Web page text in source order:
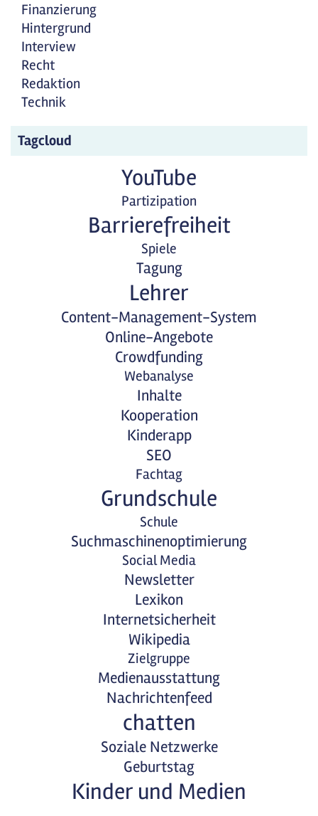
Finanzierung
Hintergrund
Interview
Recht
Redaktion
Technik
Tagcloud
YouTube
Partizipation
Barrierefreiheit
Spiele
Tagung
Lehrer
Content-Management-System
Online-Angebote
Crowdfunding
Webanalyse
Inhalte
Kooperation
Kinderapp
SEO
Fachtag
Grundschule
Schule
Suchmaschinenoptimierung
Social Media
Newsletter
Lexikon
Internetsicherheit
Wikipedia
Zielgruppe
Medienausstattung
Nachrichtenfeed
chatten
Soziale Netzwerke
Geburtstag
Kinder und Medien